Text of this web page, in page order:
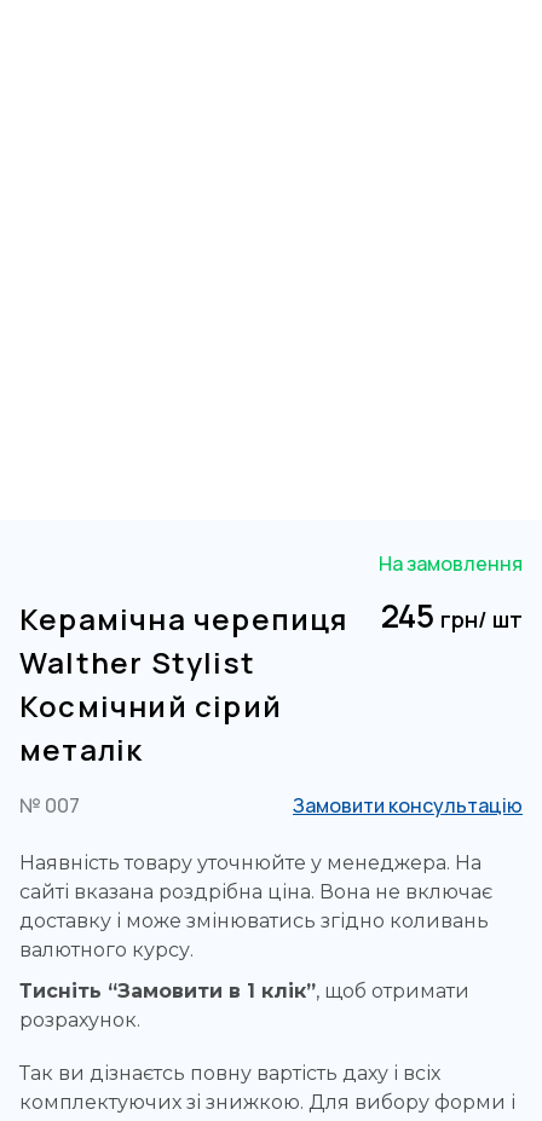
На замовлення
Керамічна черепиця
Walther Stylist
Космічний сірий
металік
245 грн/ шт
№ 007 Замовити консультацію
Наявність товару уточнюйте у менеджера. На
сайті вказана роздрібна ціна. Вона не включає
доставку і може змінюватись згідно коливань
валютного курсу.
Тисніть “Замовити в 1 клік”, щоб отримати
розрахунок.
Так ви дізнаєтсь повну вартість даху і всіх
комплектуючих зі знижкою. Для вибору форми і